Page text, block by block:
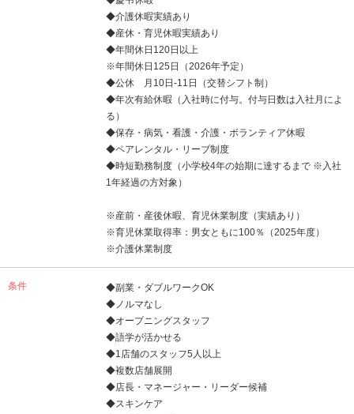
◆介護休暇実績あり
◆産休・育児休暇実績あり
◆年間休日120日以上
※年間休日125日（2026年予定）
◆公休 月10日-11日（交替シフト制）
◆年次有給休暇（入社時に付与。付与日数は入社月によ
る）
◆保存・病気・看護・介護・ボランティア休暇
◆ペアレンタル・リーブ制度
◆時短勤務制度（小学校4年の始期に達するまで ※入社
1年経過の方対象）
※産前・産後休暇、育児休業制度（実績あり）
※育児休業取得率：男女ともに100％（2025年度）
※介護休業制度
条件
◆副業・ダブルワークOK
◆ノルマなし
◆オープニングスタッフ
◆語学が活かせる
◆1店舗のスタッフ5人以上
◆複数店舗展開
◆店長・マネージャー・リーダー候補
◆スキンケア